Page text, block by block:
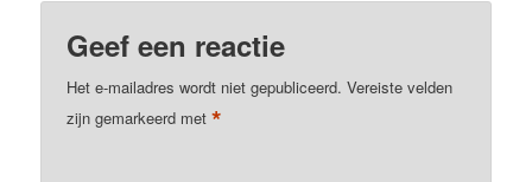
Geef een reactie
Het e-mailadres wordt niet gepubliceerd. Vereiste velden
zijn gemarkeerd met*